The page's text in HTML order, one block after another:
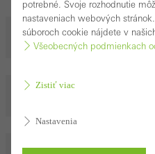
Balistické skúšky
potrebné. Svoje rozhodnutie
nastaveniach webových
súboroch cookie nájdete v
Všeobecných podmienkach
Zistiť viac
Nastavenia